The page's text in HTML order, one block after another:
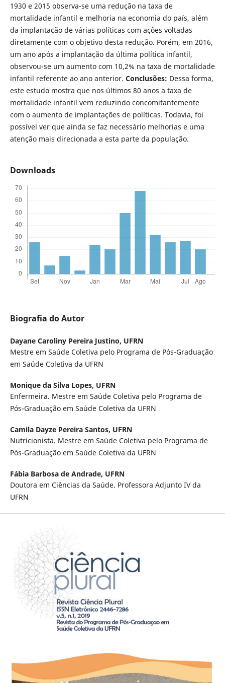
1930 e 2015 observa-se uma redução na taxa de
mortalidade infantil e melhoria na economia do país, além
da implantação de várias políticas com ações voltadas
diretamente com o objetivo desta redução. Porém, em 2016,
um ano após a implantação da última política infantil,
observou-se um aumento com 10,2% na taxa de mortalidade
infantil referente ao ano anterior. Conclusões: Dessa forma,
este estudo mostra que nos últimos 80 anos a taxa de
mortalidade infantil vem reduzindo concomitantemente
com o aumento de implantações de políticas. Todavia, foi
possível ver que ainda se faz necessário melhorias e uma
atenção mais direcionada a esta parte da população.
Downloads
Biografia do Autor
Dayane Caroliny Pereira Justino, UFRN
Mestre em Saúde Coletiva pelo Programa de Pós-Graduação
em Saúde Coletiva da UFRN
Monique da Silva Lopes, UFRN
Enfermeira. Mestre em Saúde Coletiva pelo Programa de
Pós-Graduação em Saúde Coletiva da UFRN
Camila Dayze Pereira Santos, UFRN
Nutricionista. Mestre em Saúde Coletiva pelo Programa de
Pós-Graduação em Saúde Coletiva da UFRN
Fábia Barbosa de Andrade, UFRN
Doutora em Ciências da Saúde. Professora Adjunto IV da
UFRN